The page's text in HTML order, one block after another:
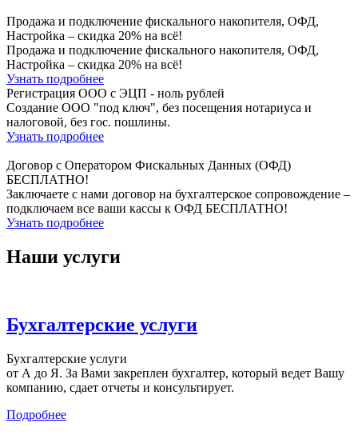
Продажа и подключение фискального накопителя, ОФД,
Настройка – скидка 20% на всё!
Продажа и подключение фискального накопителя, ОФД,
Настройка – скидка 20% на всё!
Узнать подробнее
Регистрация ООО с ЭЦП - ноль рублей
Создание ООО "под ключ", без посещения нотариуса и
налоговой, без гос. пошлины.
Узнать подробнее
Договор с Оператором Фискальных Данных (ОФД)
БЕСПЛАТНО!
Заключаете с нами договор на бухгалтерское сопровождение –
подключаем все ваши кассы к ОФД БЕСПЛАТНО!
Узнать подробнее
Наши услуги
Бухгалтерские услуги
Бухгалтерские услуги
от А до Я. За Вами закреплен бухгалтер, который ведет Вашу
компанию, сдает отчеты и консультирует.
Подробнее